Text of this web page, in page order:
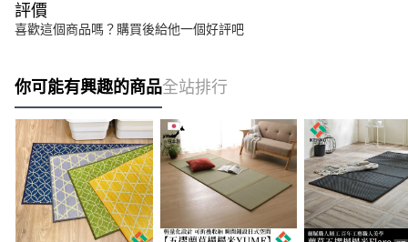
評價
喜歡這個商品嗎？購買後給他一個好評吧
你可能有興趣的商品全站排行